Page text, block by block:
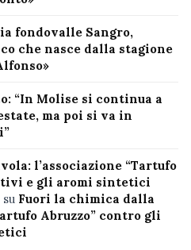
fondovalle Sangro,
che nasce dalla stagione
“In Molise si continua a
ma poi si va in
l’associazione “Tartufo
e gli aromi sintetici
su Fuori la chimica dalla
Abruzzo” contro gli